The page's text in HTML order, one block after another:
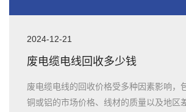
2024-12-21
废电缆电线回收多少钱
废电缆电线的回收价格受多种因素影响，
铜或铝的市场价格、线材的质量以及地区